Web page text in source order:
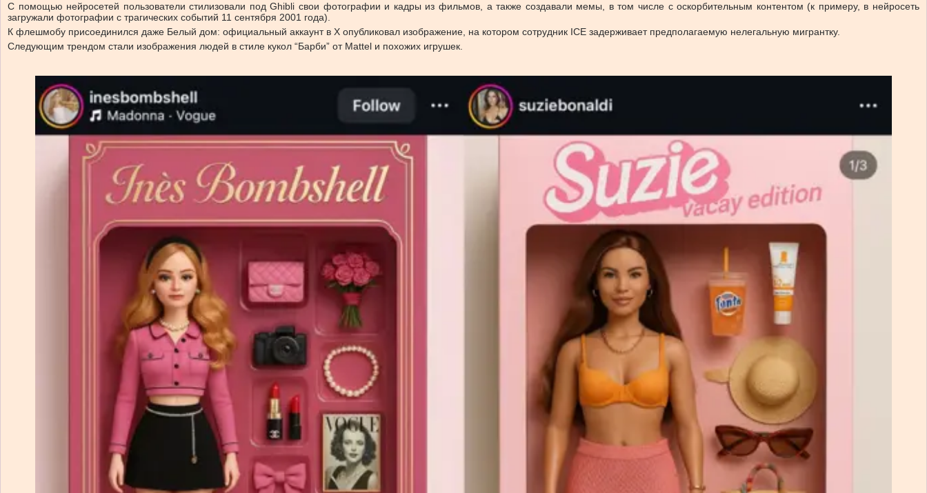
С помощью нейросетей пользователи стилизовали под Ghibli свои фотографии и кадры из фильмов, а также создавали мемы, в том числе с оскорбительным контентом (к примеру, в нейросеть
загружали фотографии с трагических событий 11 сентября 2001 года).
К флешмобу присоединился даже Белый дом: официальный аккаунт в X опубликовал изображение, на котором сотрудник ICE задерживает предполагаемую нелегальную мигрантку.
Следующим трендом стали изображения людей в стиле кукол “Барби” от Mattel и похожих игрушек.